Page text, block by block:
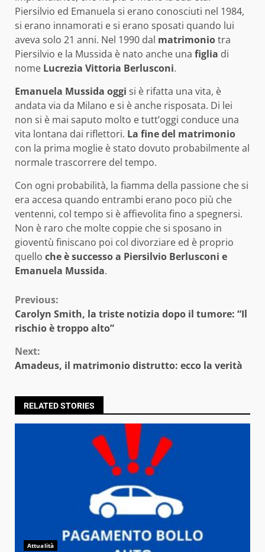
Piersilvio ed Emanuela si erano conosciuti nel 1984,
si erano innamorati e si erano sposati quando lui
aveva solo 21 anni. Nel 1990 dal matrimoniotra
Piersilvio e la Mussida è nato anche una figlia di
nome Lucrezia Vittoria Berlusconi.
Emanuela Mussida oggi si è rifatta una vita, è
andata via da Milano e si è anche risposata. Di lei
non si è mai saputo molto e tutt’oggi conduce una
vita lontana dai riflettori. La fine del matrimonio
con la prima moglie è stato dovuto probabilmente al
normale trascorrere del tempo.
Con ogni probabilità, la fiamma della passione che si
era accesa quando entrambi erano poco più che
ventenni, col tempo si è affievolita fino a spegnersi.
Non è raro che molte coppie che si sposano in
gioventù finiscano poi col divorziare ed è proprio
quello che è successo a Piersilvio Berlusconi e
Emanuela Mussida.
Continue
Reading
Previous:
Carolyn Smith, la triste notizia dopo il tumore: “Il
rischio è troppo alto”
Next:
Amadeus, il matrimonio distrutto: ecco la verità
RELATED STORIES
Attualità